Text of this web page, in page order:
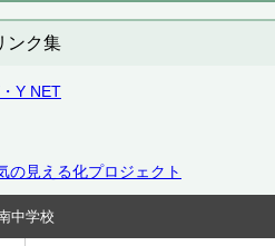
ンク集
Y NET
見える化プロジェクト
中学校